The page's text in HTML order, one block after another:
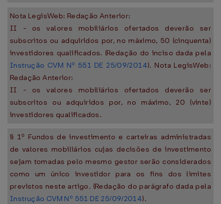
Nota LegisWeb: Redação Anterior:
II - os valores mobiliários ofertados deverão ser
subscritos ou adquiridos por, no máximo, 50 (cinquenta)
investidores qualificados. (Redação do inciso dada pela
Instrução CVM Nº 551 DE 25/09/2014). Nota LegisWeb:
Redação Anterior:
II - os valores mobiliários ofertados deverão ser
subscritos ou adquiridos por, no máximo, 20 (vinte)
investidores qualificados.
§ 1º Fundos de investimento e carteiras administradas
de valores mobiliários cujas decisões de investimento
sejam tomadas pelo mesmo gestor serão considerados
como um único investidor para os fins dos limites
previstos neste artigo. (Redação do parágrafo dada pela
Instrução CVM Nº 551 DE 25/09/2014).